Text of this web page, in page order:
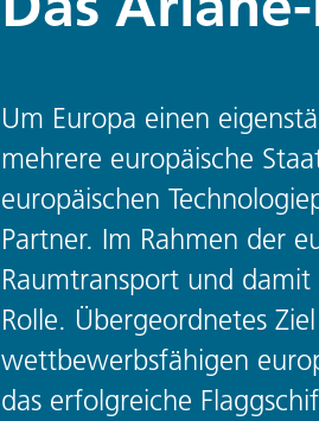
Um Europa einen
mehrere europäische
europäischen
Partner. Im Rahmen der
Raumtransport und
Rolle. Übergeordnetes
wettbewerbsfähigen
das erfolgreiche